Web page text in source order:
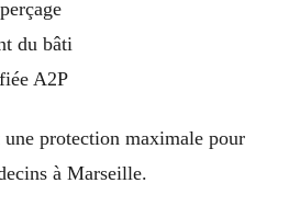
du bâti
A2P
une protection maximale pour
à Marseille.